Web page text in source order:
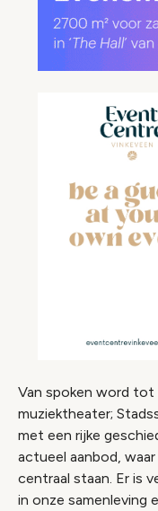
Van spoken word
muziektheater;
met een rijke
actueel aanbod,
centraal staan. Er is
in onze samenleving